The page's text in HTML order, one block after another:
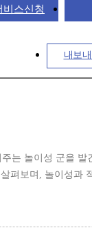
비스신청
내보
는 놀이성 군을 발
펴보며, 놀이성과